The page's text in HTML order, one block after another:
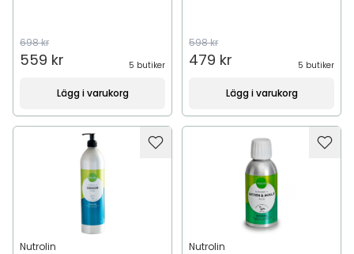
698 kr
559 kr 5 butiker
Lägg i varukorg
598 kr
479 kr 5 butiker
Lägg i varukorg
Nutrolin Nutrolin